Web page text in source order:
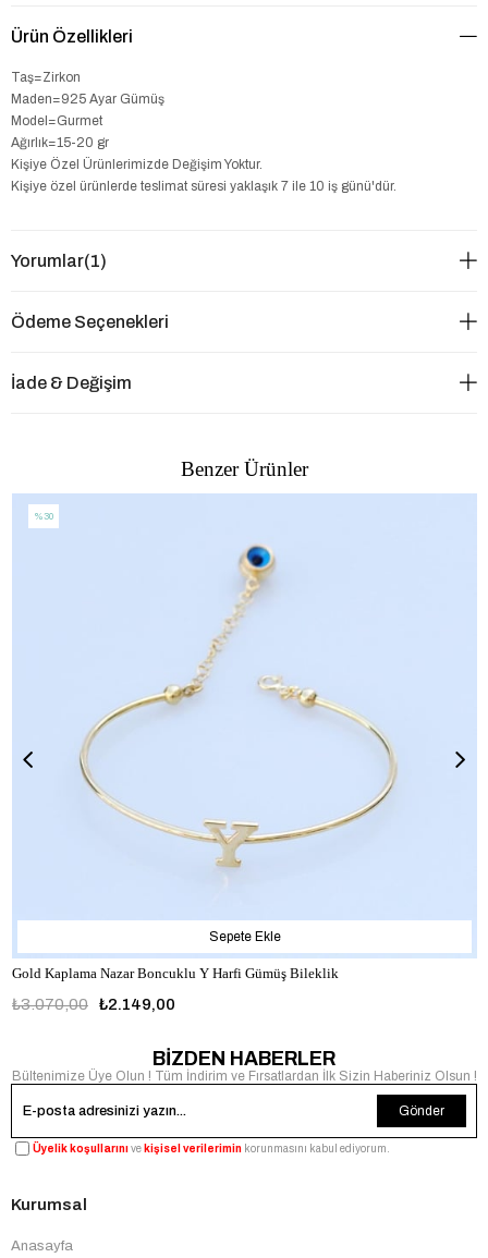
Ürün Özellikleri
Taş=Zirkon
Maden=925 Ayar Gümüş
Model=Gurmet
Ağırlık=15-20 gr
Kişiye Özel Ürünlerimizde Değişim Yoktur.
Kişiye özel ürünlerde teslimat süresi yaklaşık 7 ile 10 iş günü'dür.
Yorumlar(1)
Ödeme Seçenekleri
İade & Değişim
Benzer Ürünler
Gold Kaplama Nazar Boncuklu Y Harfi Gümüş Bileklik
₺2.149,00
₺3.070,00
Sepete Ekle
%30
BİZDEN HABERLER
Bültenimize Üye Olun ! Tüm İndirim ve Fırsatlardan İlk Sizin Haberiniz Olsun !
Gönder
Üyelik koşullarınıve kişisel verilerimin korunmasını kabul ediyorum.
Kurumsal
Anasayfa